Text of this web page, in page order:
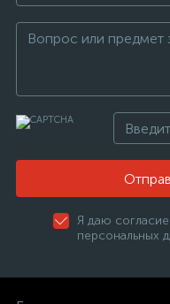
Я даю
персональных